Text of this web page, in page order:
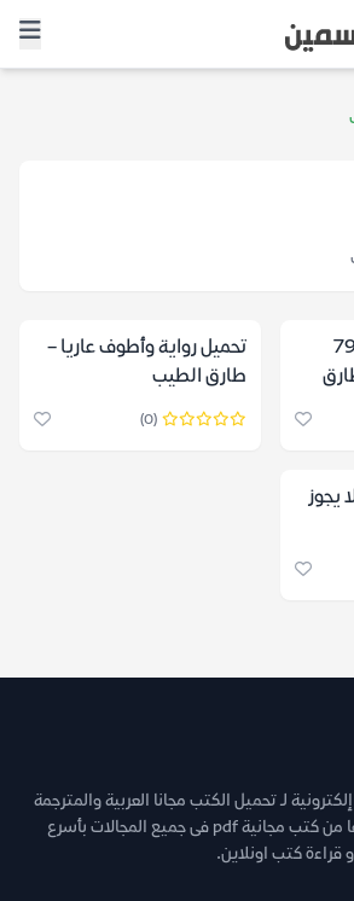
الرحلة 797
تحميل رواية وأطوف عاريا –
طارق الطيب
(0)
يجوز
لـ تحميل الكتب مجانا العربية والمترجمة
والروايات والقصص وغيرها من كتب مجانية pdf فى جميع المجالات بأسرع
قراءة كتب اونلاين.